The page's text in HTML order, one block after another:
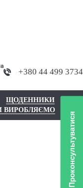
+380 44 499 3734
ЩОДЕННИКИ
ВИРОБЛЯЄМО
Проконсультуватися